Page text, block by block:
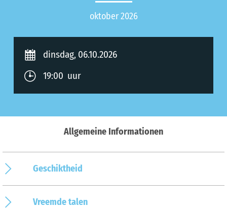
oktober 2026
dinsdag, 06.10.2026
19:00 uur
Allgemeine Informationen
Geschiktheid
Vreemde talen